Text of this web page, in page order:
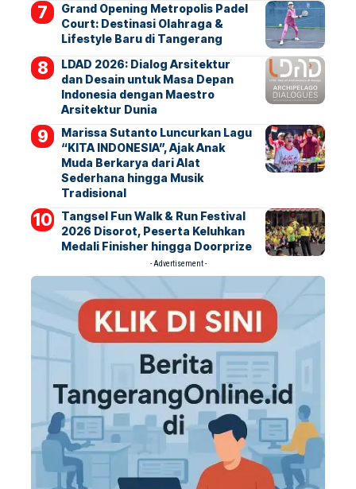
Grand Opening Metropolis Padel
Court: Destinasi Olahraga &
Lifestyle Baru di Tangerang
LDAD 2026: Dialog Arsitektur
dan Desain untuk Masa Depan
Indonesia dengan Maestro
Arsitektur Dunia
Marissa Sutanto Luncurkan Lagu
“KITA INDONESIA”, Ajak Anak
Muda Berkarya dari Alat
Sederhana hingga Musik
Tradisional
Tangsel Fun Walk & Run Festival
2026 Disorot, Peserta Keluhkan
Medali Finisher hingga Doorprize
- Advertisement -